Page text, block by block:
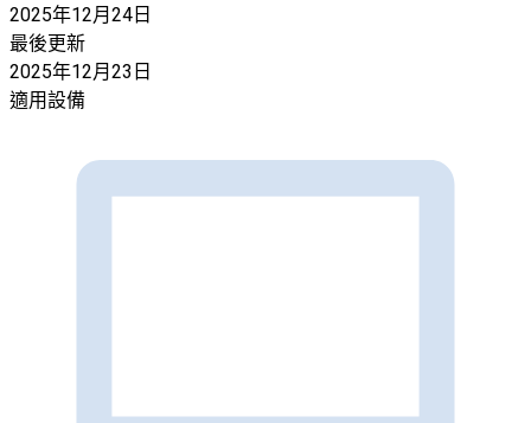
2025年12月24日
最後更新
2025年12月23日
適用設備